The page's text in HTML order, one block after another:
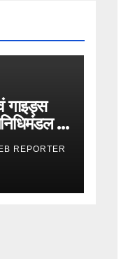
गाइड्स
ने
REPORTER